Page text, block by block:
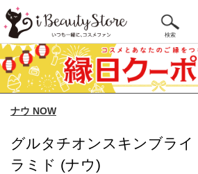
検索
ナウ NOW
グルタチオンスキンブライ
ラミド (ナウ)